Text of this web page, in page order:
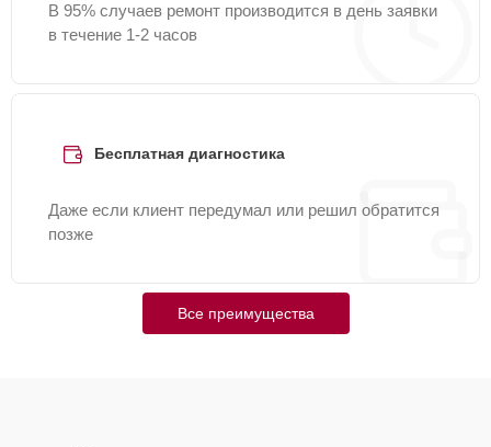
В 95% случаев ремонт производится в день заявки
в течение 1-2 часов
Бесплатная диагностика
Даже если клиент передумал или решил обратится
позже
Все преимущества